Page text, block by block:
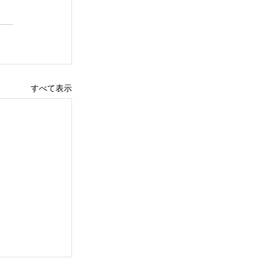
すべて表示